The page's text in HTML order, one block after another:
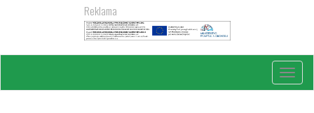
Reklama